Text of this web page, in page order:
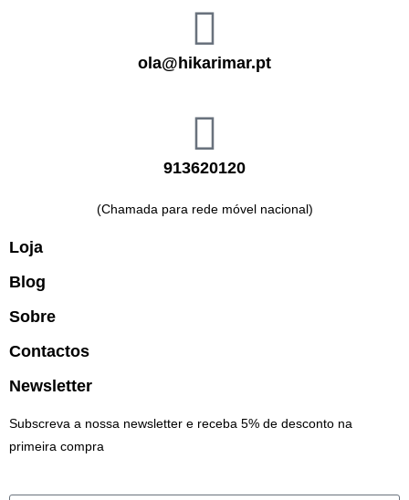
ola@hikarimar.pt
913620120
(Chamada para rede móvel nacional)
Loja
Blog
Sobre
Contactos
Newsletter
Subscreva a nossa newsletter e receba 5% de desconto na
primeira compra